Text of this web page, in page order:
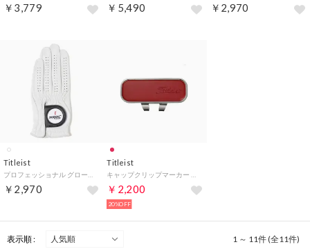
￥3,779 ￥5,490 ￥2,970
Titleist
￥2,970
Titleist
￥2,200
20%OFF
表示順 : 1 ～ 11件 (全11件)